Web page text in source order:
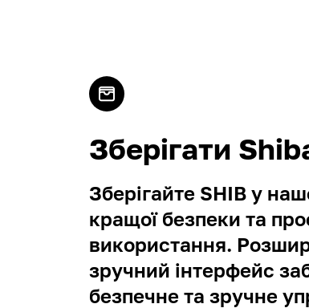
Зберігати
Зберігайте SHIB у
кращої безпеки та
використання.
зручний інтерфейс
безпечне та зручне